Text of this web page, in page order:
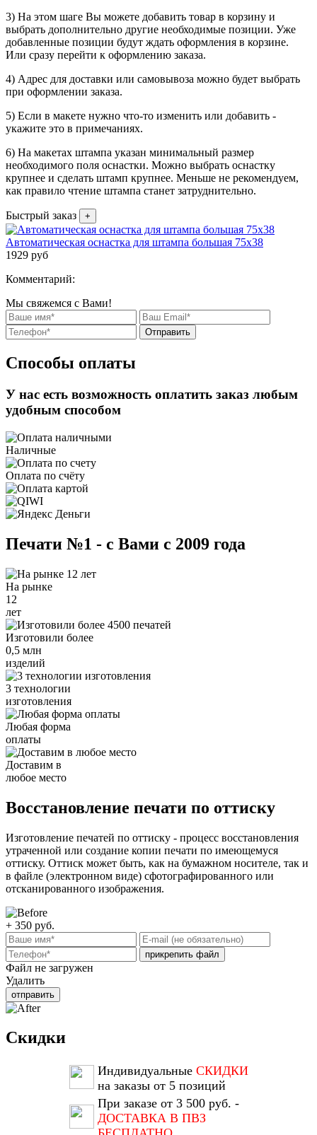
3) На этом шаге Вы можете добавить товар в корзину и
выбрать дополнительно другие необходимые позиции. Уже
добавленные позиции будут ждать оформления в корзине.
Или сразу перейти к оформлению заказа.
4) Адрес для доставки или самовывоза можно будет выбрать
при оформлении заказа.
5) Если в макете нужно что-то изменить или добавить -
укажите это в примечаниях.
6) На макетах штампа указан минимальный размер
необходимого поля оснастки. Можно выбрать оснастку
крупнее и сделать штамп крупнее. Меньше не рекомендуем,
как правило чтение штампа станет затруднительно.
Быстрый заказ +
Автоматическая оснастка для штампа большая 75х38
1929 руб
Комментарий:
Мы свяжемся с Вами!
Отправить
Способы оплаты
У нас есть возможность оплатить заказ любым
удобным способом
Наличные
Оплата по счёту
Печати №1 - с Вами с 2009 года
На рынке
12
лет
Изготовили более
0,5 млн
изделий
3 технологии
изготовления
Любая форма
оплаты
Доставим в
любое место
Восстановление печати по оттиску
Изготовление печатей по оттиску - процесс восстановления
утраченной или создание копии печати по имеющемуся
оттиску. Оттиск может быть, как на бумажном носителе, так и
в файле (электронном виде) сфотографированного или
отсканированного изображения.
+ 350 руб.
прикрепить файл
Файл не загружен
Удалить
отправить
Скидки
Индивидуальные СКИДКИ
на заказы от 5 позиций
При заказе от 3 500 руб. -
ДОСТАВКА В ПВЗ